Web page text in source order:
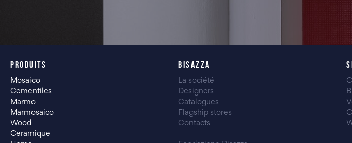
PRODUITS
Mosaico
Cementiles
Marmo
Marmosaico
Wood
Ceramique
BISAZZA
La société
Designers
Catalogues
Flagship stores
Contacts